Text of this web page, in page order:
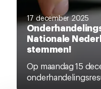
17 december 2025
Nationale
stemmen!
Op maandag 15